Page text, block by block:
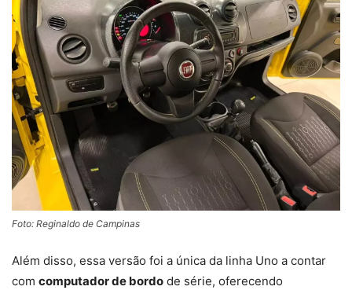
Foto: Reginaldo de Campinas
Além disso, essa versão foi a única da linha Uno a contar
com computador de bordo de série, oferecendo